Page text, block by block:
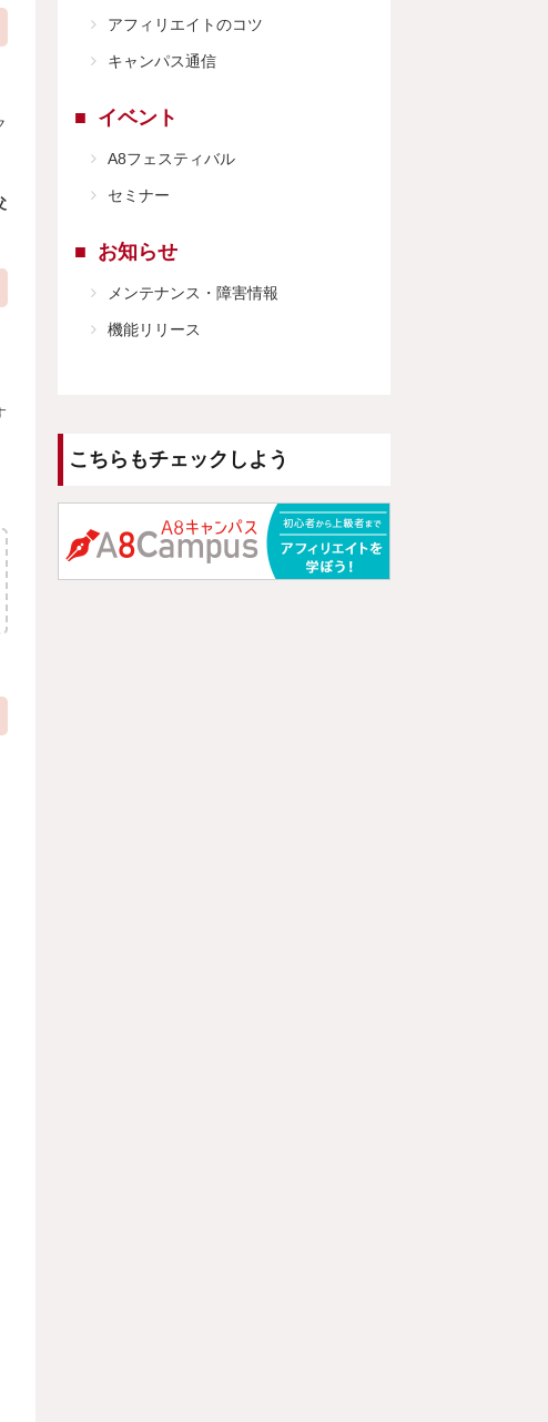
アフィリエイトのコツ
キャンパス通信
イベント
A8フェスティバル
セミナー
お知らせ
メンテナンス・障害情報
機能リリース
こちらもチェックしよう